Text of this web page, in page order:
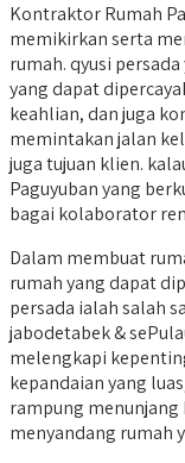
Kontraktor Rumah
memikirkan serta
rumah. qyusi
yang dapat
keahlian, dan juga
memintakan jalan
juga tujuan klien.
Paguyuban yang
bagai kolaborator
Dalam membuat
rumah yang dapat
persada ialah salah
jabodetabek &
melengkapi
kepandaian yang
rampung
menyandang rumah